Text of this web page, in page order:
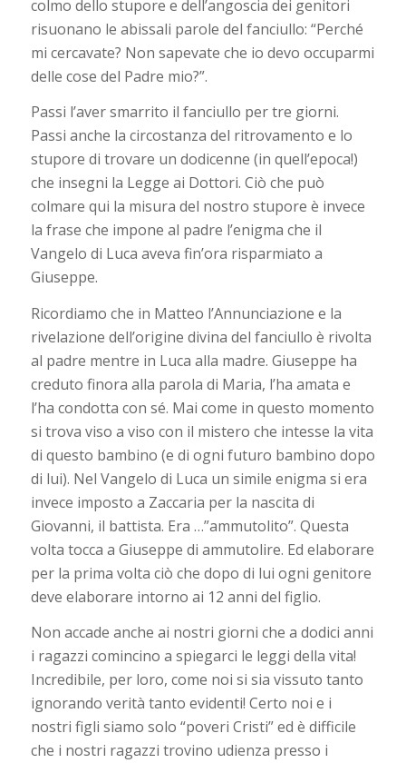
colmo dello stupore e dell’angoscia dei genitori
risuonano le abissali parole del fanciullo: “Perché
mi cercavate? Non sapevate che io devo occuparmi
delle cose del Padre mio?”.
Passi l’aver smarrito il fanciullo per tre giorni.
Passi anche la circostanza del ritrovamento e lo
stupore di trovare un dodicenne (in quell’epoca!)
che insegni la Legge ai Dottori. Ciò che può
colmare qui la misura del nostro stupore è invece
la frase che impone al padre l’enigma che il
Vangelo di Luca aveva fin’ora risparmiato a
Giuseppe.
Ricordiamo che in Matteo l’Annunciazione e la
rivelazione dell’origine divina del fanciullo è rivolta
al padre mentre in Luca alla madre. Giuseppe ha
creduto finora alla parola di Maria, l’ha amata e
l’ha condotta con sé. Mai come in questo momento
si trova viso a viso con il mistero che intesse la vita
di questo bambino (e di ogni futuro bambino dopo
di lui). Nel Vangelo di Luca un simile enigma si era
invece imposto a Zaccaria per la nascita di
Giovanni, il battista. Era …”ammutolito”. Questa
volta tocca a Giuseppe di ammutolire. Ed elaborare
per la prima volta ciò che dopo di lui ogni genitore
deve elaborare intorno ai 12 anni del figlio.
Non accade anche ai nostri giorni che a dodici anni
i ragazzi comincino a spiegarci le leggi della vita!
Incredibile, per loro, come noi si sia vissuto tanto
ignorando verità tanto evidenti! Certo noi e i
nostri figli siamo solo “poveri Cristi” ed è difficile
che i nostri ragazzi trovino udienza presso i